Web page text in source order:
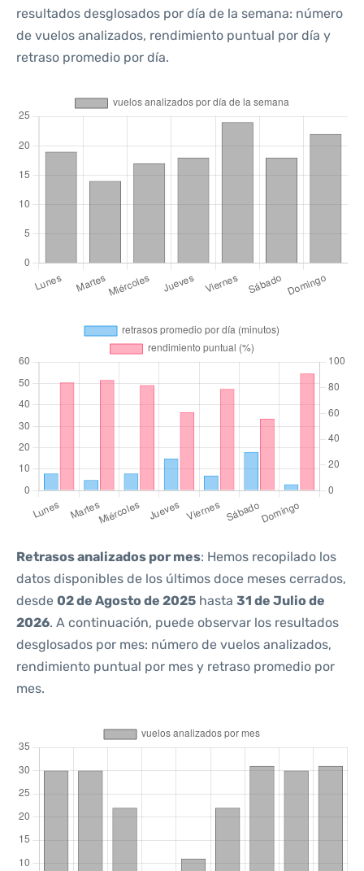
resultados desglosados por día de la semana: número
de vuelos analizados, rendimiento puntual por día y
retraso promedio por día.
Retrasos analizados por mes: Hemos recopilado los
datos disponibles de los últimos doce meses cerrados,
desde 02 de Agosto de 2025 hasta 31 de Julio de
2026. A continuación, puede observar los resultados
desglosados por mes: número de vuelos analizados,
rendimiento puntual por mes y retraso promedio por
mes.